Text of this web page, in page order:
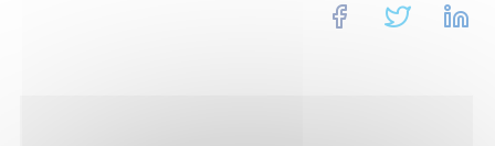
Facebook